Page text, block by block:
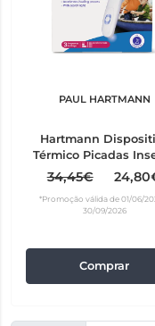
PAUL HARTMANN
Hartmann
Térmico Picadas
34,45€
*Promoção válida de 01/06/
30/09/2026
Comprar